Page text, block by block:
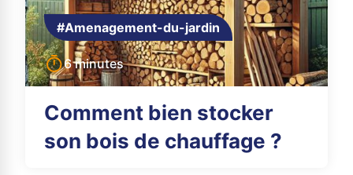
#Amenagement-du-jardin
6 minutes
Comment bien stocker
son bois de chauffage ?